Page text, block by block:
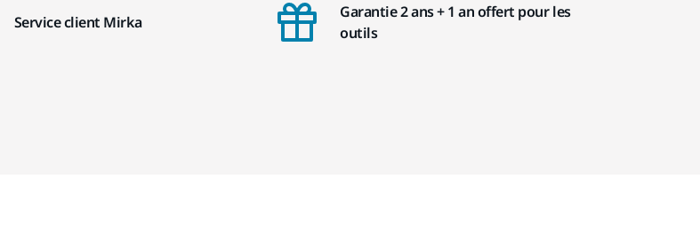
Service client Mirka
Garantie 2 ans + 1 an offert pour les
outils